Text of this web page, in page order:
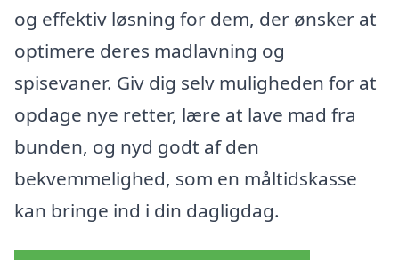
og effektiv løsning for dem, der ønsker at
optimere deres madlavning og
spisevaner. Giv dig selv muligheden for at
opdage nye retter, lære at lave mad fra
bunden, og nyd godt af den
bekvemmelighed, som en måltidskasse
kan bringe ind i din dagligdag.